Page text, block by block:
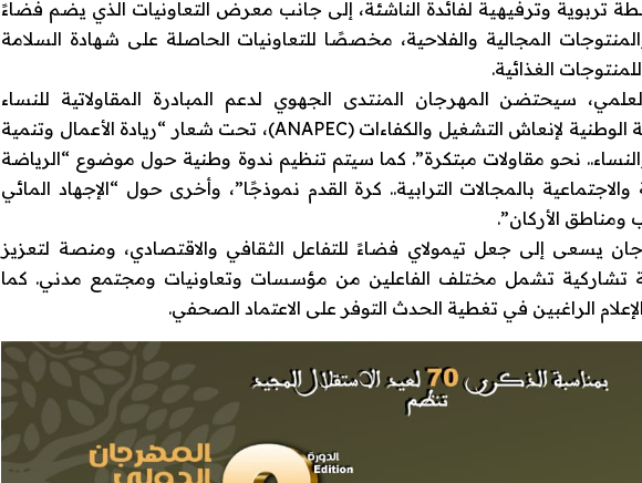
تربوية وترفيهية لفائدة الناشئة، إلى جانب معرض التعاونيات الذي يضم فضاءً
المجالية والفلاحية، مخصصًا للتعاونيات الحاصلة على شهادة السلامة
سيحتضن المهرجان المنتدى الجهوي لدعم المبادرة المقاولاتية للنساء
والشباب، بشراكة مع الوكالة الوطنية لإنعاش التشغيل والكفاءات (ANAPEC)، تحت شعار “ريادة الأعمال وتنمية
نحو مقاولات مبتكرة”. كما سيتم تنظيم ندوة وطنية حول موضوع “الرياضة
بالمجالات الترابية.. كرة القدم نموذجًا”، وأخرى حول “الإجهاد المائي
ومناطق الأركان”.
يسعى إلى جعل تيمولاي فضاءً للتفاعل الثقافي والاقتصادي، ومنصة لتعزيز
تشاركية تشمل مختلف الفاعلين من مؤسسات وتعاونيات ومجتمع مدني. كما
الراغبين في تغطية الحدث التوفر على الاعتماد الصحفي.